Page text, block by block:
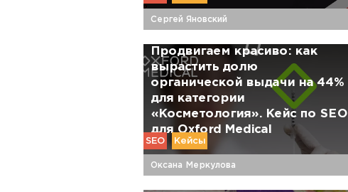
Сергей Яновский
Продвигаем красиво: как
вырастить долю
органической выдачи на 44%
для категории
«Косметология». Кейс по SEO
для Oxford Medical
SEO Кейсы
Оксана Меркулова